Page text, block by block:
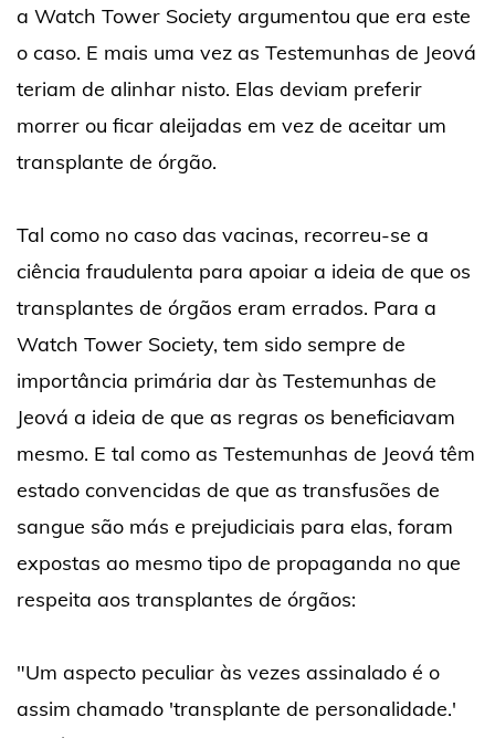
a Watch Tower Society argumentou que era este
o caso. E mais uma vez as Testemunhas de Jeová
teriam de alinhar nisto. Elas deviam preferir
morrer ou ficar aleijadas em vez de aceitar um
transplante de órgão.
Tal como no caso das vacinas, recorreu-se a
ciência fraudulenta para apoiar a ideia de que os
transplantes de órgãos eram errados. Para a
Watch Tower Society, tem sido sempre de
importância primária dar às Testemunhas de
Jeová a ideia de que as regras os beneficiavam
mesmo. E tal como as Testemunhas de Jeová têm
estado convencidas de que as transfusões de
sangue são más e prejudiciais para elas, foram
expostas ao mesmo tipo de propaganda no que
respeita aos transplantes de órgãos:
"Um aspecto peculiar às vezes assinalado é o
assim chamado 'transplante de personalidade.'